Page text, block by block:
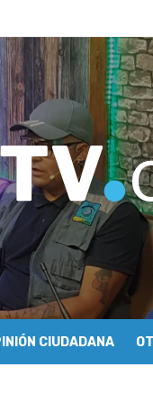
y Luis Polanco
de Restauración del
mascotas
el acceso a la
más rápida del mundo
CIUDADANA